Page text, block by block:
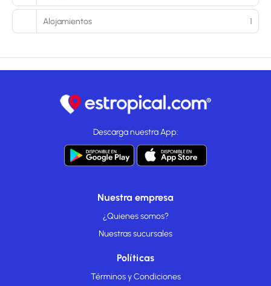
Alojamientos 1
Descarga nuestra App:
Nuestra empresa
¿Quienes somos?
Nuestras sucursales
Políticas
Términos y Condiciones